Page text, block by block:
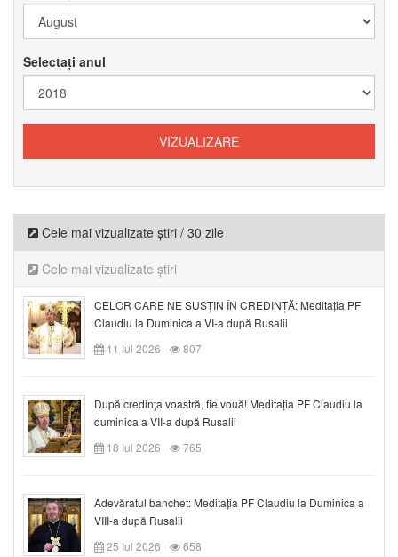
Selectați anul
Cele mai vizualizate știri / 30 zile
Cele mai vizualizate știri
CELOR CARE NE SUSȚIN ÎN CREDINȚĂ: Meditația PF
Claudiu la Duminica a VI-a după Rusalii
11 Iul 2026
807
După credinţa voastră, fie vouă! Meditația PF Claudiu la
duminica a VII-a după Rusalii
18 Iul 2026
765
Adevăratul banchet: Meditația PF Claudiu la Duminica a
VIII-a după Rusalii
25 Iul 2026
658